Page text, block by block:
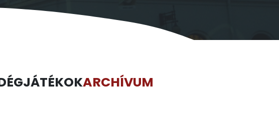
ARCHÍVUM